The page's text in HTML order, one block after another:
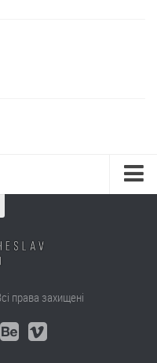
права захищені